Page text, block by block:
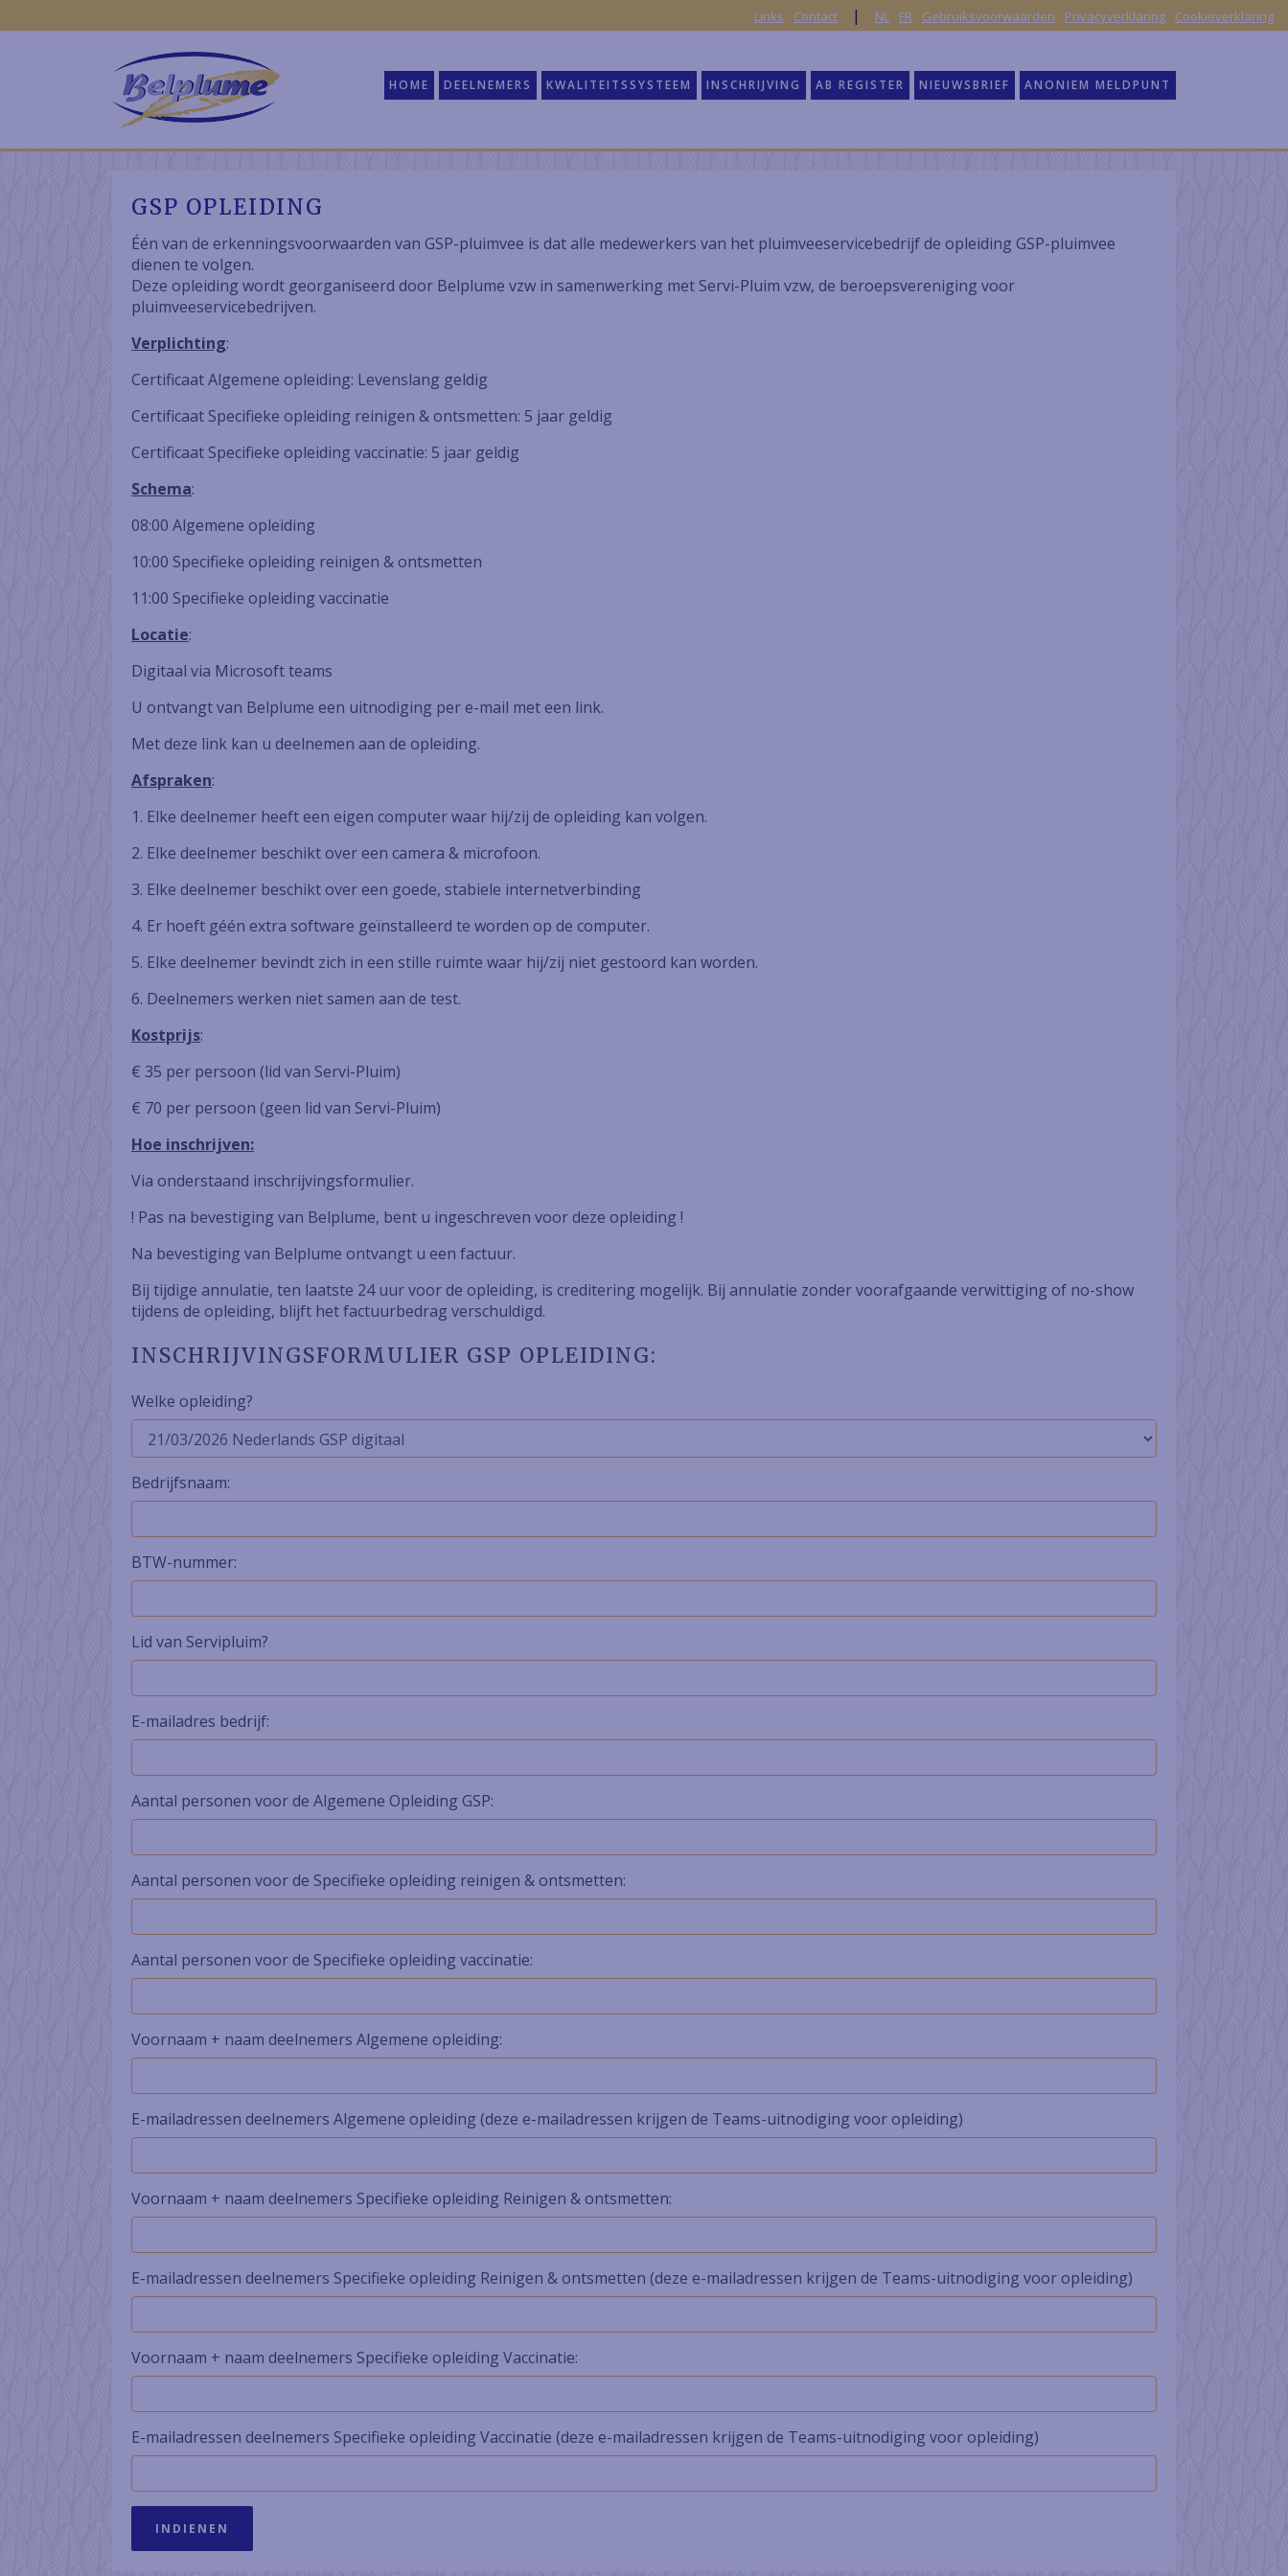
Links Contact | NL FR Gebruiksvoorwaarden Privacyverklaring Cookieverklaring
HOME DEELNEMERS KWALITEITSSYSTEEM INSCHRIJVING AB REGISTER NIEUWSBRIEF ANONIEM MELDPUNT
GSP OPLEIDING
Één van de erkenningsvoorwaarden van GSP-pluimvee is dat alle medewerkers van het pluimveeservicebedrijf de opleiding GSP-pluimvee
dienen te volgen.
Deze opleiding wordt georganiseerd door Belplume vzw in samenwerking met Servi-Pluim vzw, de beroepsvereniging voor
pluimveeservicebedrijven.
Verplichting:
Certificaat Algemene opleiding: Levenslang geldig
Certificaat Specifieke opleiding reinigen & ontsmetten: 5 jaar geldig
Certificaat Specifieke opleiding vaccinatie: 5 jaar geldig
Schema:
08:00 Algemene opleiding
10:00 Specifieke opleiding reinigen & ontsmetten
11:00 Specifieke opleiding vaccinatie
Locatie:
Digitaal via Microsoft teams
U ontvangt van Belplume een uitnodiging per e-mail met een link.
Met deze link kan u deelnemen aan de opleiding.
Afspraken:
1. Elke deelnemer heeft een eigen computer waar hij/zij de opleiding kan volgen.
2. Elke deelnemer beschikt over een camera & microfoon.
3. Elke deelnemer beschikt over een goede, stabiele internetverbinding
4. Er hoeft géén extra software geïnstalleerd te worden op de computer.
5. Elke deelnemer bevindt zich in een stille ruimte waar hij/zij niet gestoord kan worden.
6. Deelnemers werken niet samen aan de test.
Kostprijs:
€ 35 per persoon (lid van Servi-Pluim)
€ 70 per persoon (geen lid van Servi-Pluim)
Hoe inschrijven:
Via onderstaand inschrijvingsformulier.
! Pas na bevestiging van Belplume, bent u ingeschreven voor deze opleiding !
Na bevestiging van Belplume ontvangt u een factuur.
Bij tijdige annulatie, ten laatste 24 uur voor de opleiding, is creditering mogelijk. Bij annulatie zonder voorafgaande verwittiging of no-show
tijdens de opleiding, blijft het factuurbedrag verschuldigd.
INSCHRIJVINGSFORMULIER GSP OPLEIDING:
Welke opleiding?
Bedrijfsnaam:
BTW-nummer:
Lid van Servipluim?
E-mailadres bedrijf:
Aantal personen voor de Algemene Opleiding GSP:
Aantal personen voor de Specifieke opleiding reinigen & ontsmetten:
Aantal personen voor de Specifieke opleiding vaccinatie:
Voornaam + naam deelnemers Algemene opleiding:
E-mailadressen deelnemers Algemene opleiding (deze e-mailadressen krijgen de Teams-uitnodiging voor opleiding)
Voornaam + naam deelnemers Specifieke opleiding Reinigen & ontsmetten:
E-mailadressen deelnemers Specifieke opleiding Reinigen & ontsmetten (deze e-mailadressen krijgen de Teams-uitnodiging voor opleiding)
Voornaam + naam deelnemers Specifieke opleiding Vaccinatie:
E-mailadressen deelnemers Specifieke opleiding Vaccinatie (deze e-mailadressen krijgen de Teams-uitnodiging voor opleiding)